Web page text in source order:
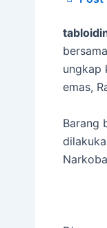
ungkap
emas,
Barang